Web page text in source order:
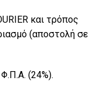
και τρόπος
(αποστολή σε
(24%).